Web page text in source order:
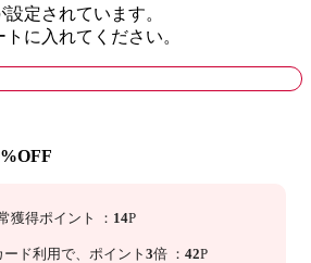
定されています。
に入れてください。
獲得ポイント ： 14P
ード利用で、 ポイント3倍 ：42P